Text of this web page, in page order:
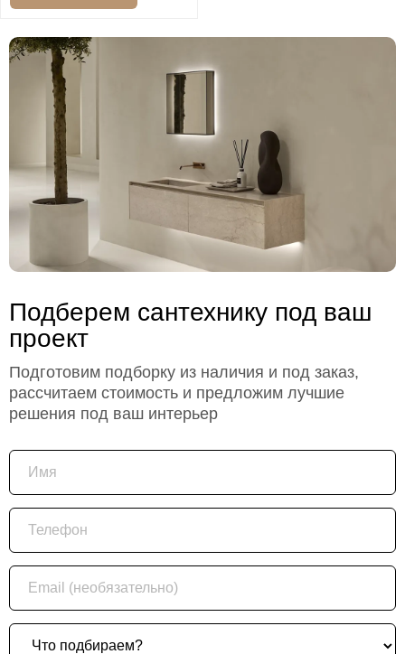
Подберем сантехнику под ваш
проект
Подготовим подборку из наличия и под заказ,
рассчитаем стоимость и предложим лучшие
решения под ваш интерьер
Имя
Телефон
Email (необязательно)
Что подбираем?